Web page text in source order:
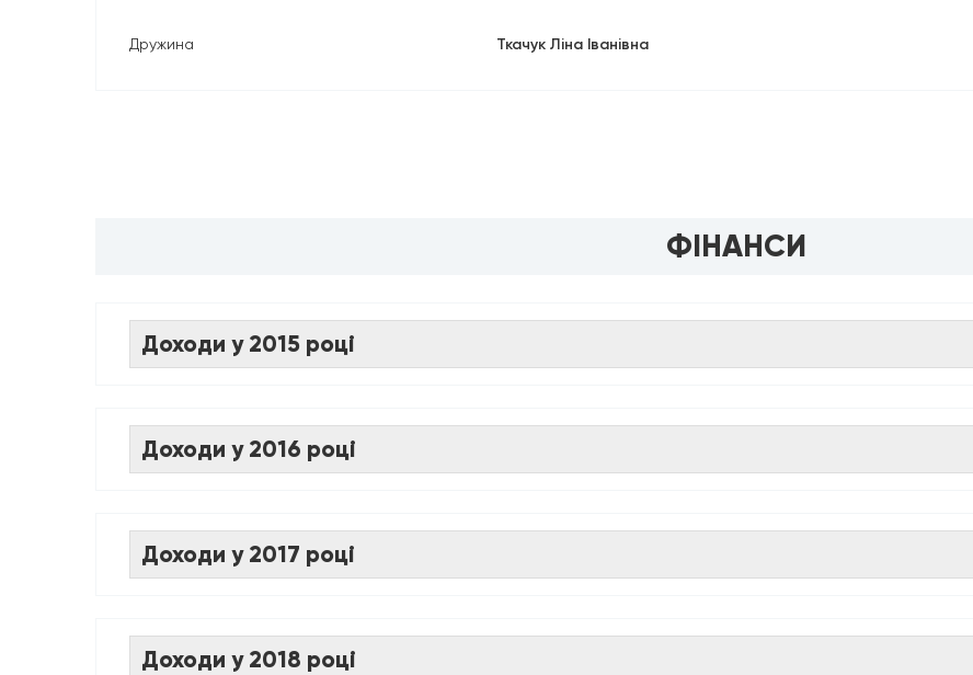
Дружина Ткачук Ліна Іванівна
ФІНАНСИ
Доходи у 2015 році
Доходи у 2016 році
Доходи у 2017 році
Доходи у 2018 році